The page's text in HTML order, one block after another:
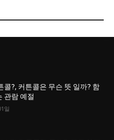
콜?, 커튼콜은 무슨 뜻 일까? 함
관람 예절
일